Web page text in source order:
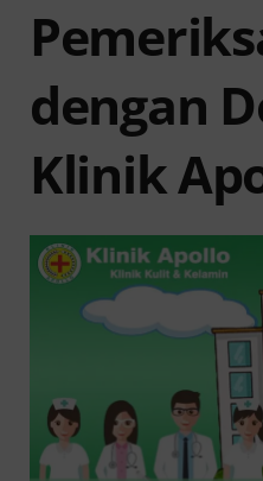
dengan
Klinik